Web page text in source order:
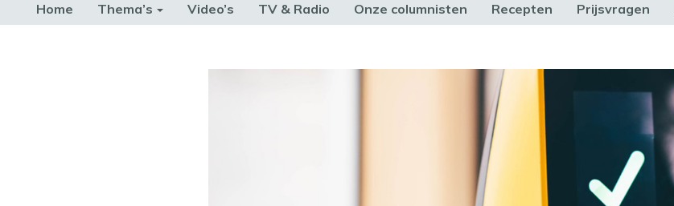
Home Thema’s Video’s TV & Radio Onze columnisten Recepten Prijsvragen